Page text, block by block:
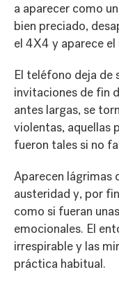
a aparecer como
bien preciado,
el 4X4 y aparece
El teléfono deja de
invitaciones de fin
antes largas, se
violentas, aquellas
fueron tales si no
Aparecen lágrimas
austeridad y, por
como si fueran
emocionales. El
irrespirable y las
práctica habitual.